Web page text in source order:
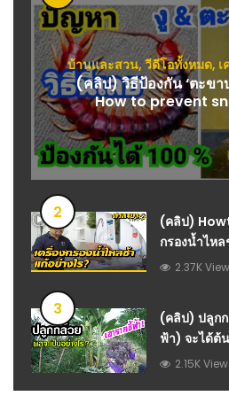
บ้านและสวน,วีดีโอทั้งหมด, เ
(คลิป) วิธีป้องกัน ‘ตะขา
How to prevent
entering your home :
2
(คลิป)
กรองน้ำไห
2.37K
3
(คลิป) ปลูก
ฟ้า) จะได้ต้
หรือ? พร้อม
2.15K